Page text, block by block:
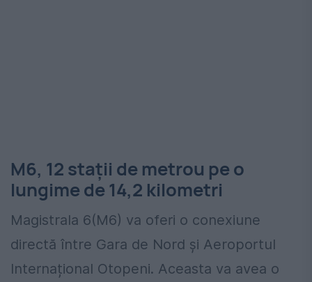
M6, 12 stații de metrou pe o
lungime de 14,2 kilometri
Magistrala 6(M6) va oferi o conexiune
directă între Gara de Nord și Aeroportul
Internațional Otopeni. Aceasta va avea o